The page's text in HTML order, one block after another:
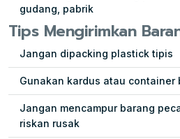
gudang, pabrik
Tips Mengirimkan
Jangan dipacking plastick tipis
Gunakan kardus atau container
Jangan mencampur barang
riskan rusak